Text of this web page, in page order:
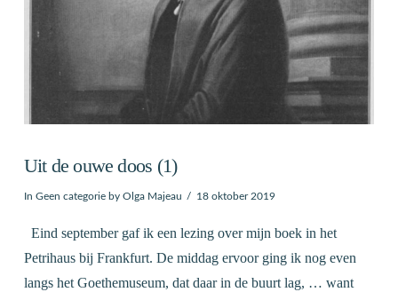
Uit de ouwe doos (1)
In Geen categorieby Olga Majeau 18 oktober 2019
Eind september gaf ik een lezing over mijn boek in het
Petrihaus bij Frankfurt. De middag ervoor ging ik nog even
langs het Goethemuseum, dat daar in de buurt lag, … want